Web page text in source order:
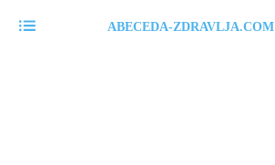
ABECEDA-ZDRAVLJA.COM